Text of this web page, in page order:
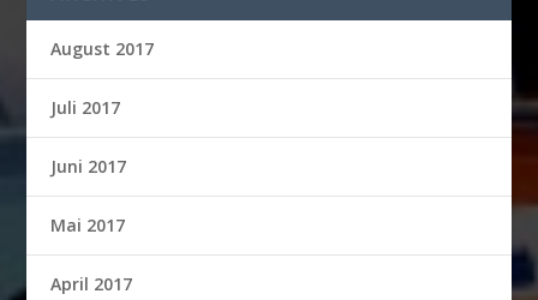
August 2017
Juli 2017
Juni 2017
Mai 2017
April 2017